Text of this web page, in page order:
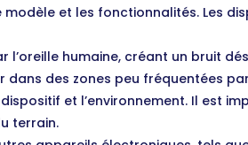
et les fonctionnalités. Les
humaine, créant un bruit
des zones peu fréquentées
et l’environnement. Il est
terrain.